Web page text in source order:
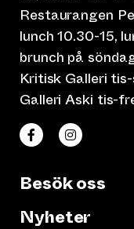
Restaurangen
lunch 10.30-15,
brunch på
Kritisk Galleri tis-
Galleri Aski tis-
Taiteen talo
(leder till annan
Taiteen talo
(leder till
Besök oss
Nyheter